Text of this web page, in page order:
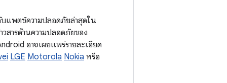
บแพตช์ความปลอดภัยล่าสุดใน
สารด้านความปลอดภัยของ
อาจเผยแพร่รายละเอียด
LGE Motorola Nokia หรือ